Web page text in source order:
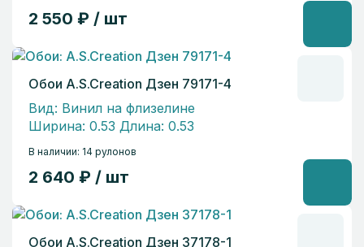
2 550 ₽ / шт
Обои A.S.Creation Дзен 79171-4
Вид: Винил на флизелине
Ширина: 0.53 Длина: 0.53
В наличии: 14 рулонов
2 640 ₽ / шт
Обои A.S.Creation Дзен 37178-1